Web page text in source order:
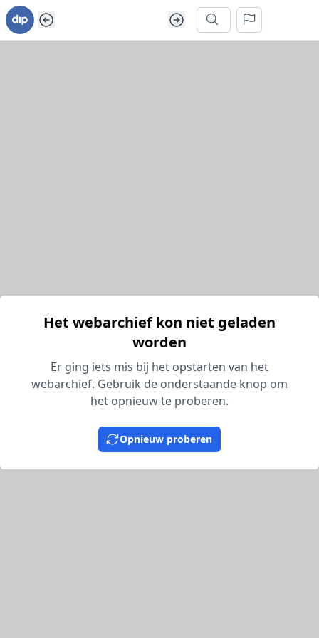
Ga naar inhoud van webarchief
Zoek in dit webarchief
Het webarchief kon niet geladen
worden
Er ging iets mis bij het opstarten van het
webarchief. Gebruik de onderstaande knop om
het opnieuw te proberen.
Opnieuw proberen